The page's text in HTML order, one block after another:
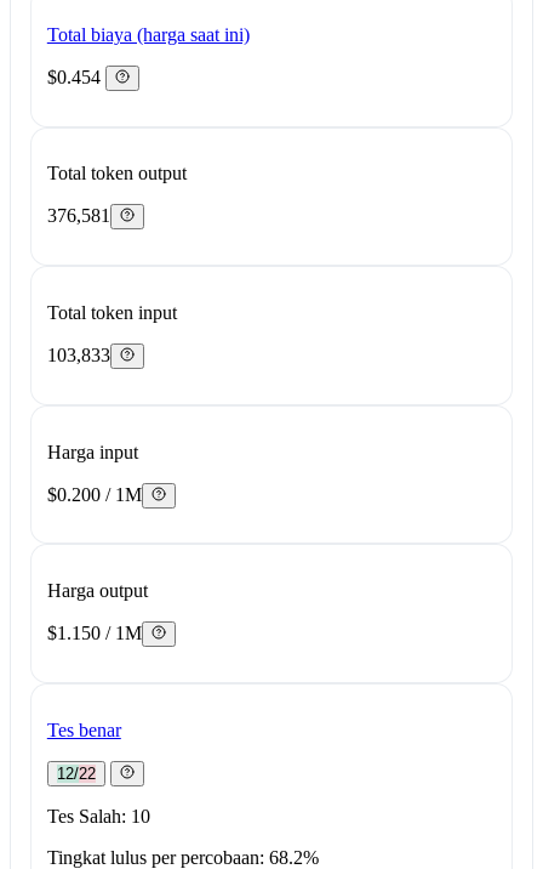
Total biaya (harga saat ini)
$0.454
Total token output
376,581
Total token input
103,833
Harga input
$0.200 / 1M
Harga output
$1.150 / 1M
Tes benar
12/22
Tes Salah: 10
Tingkat lulus per percobaan: 68.2%